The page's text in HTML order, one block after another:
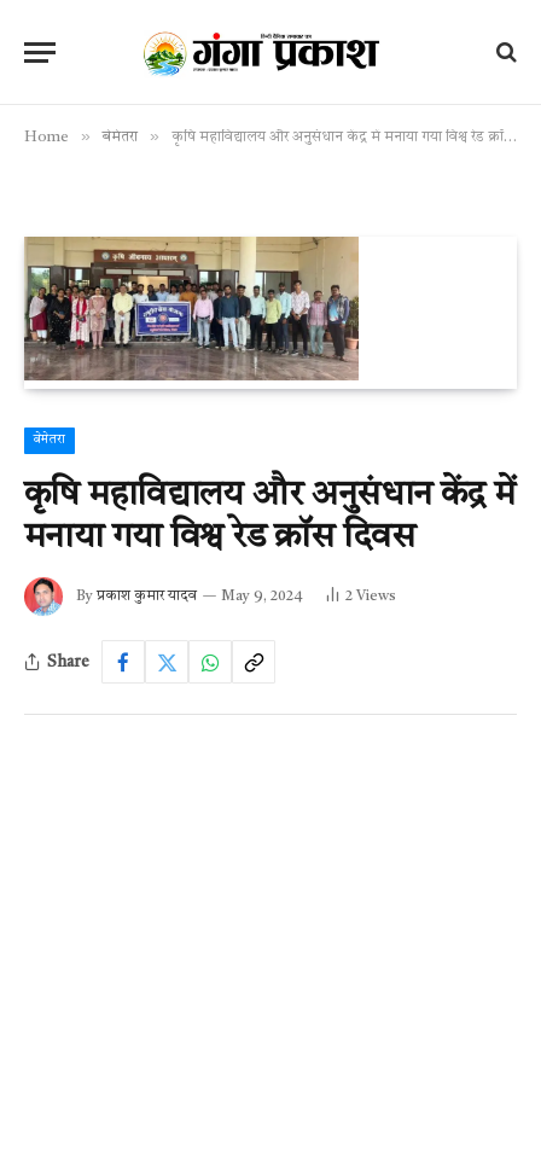
Home » बेमेतरा » कृषि महाविद्यालय और अनुसंधान केंद्र में मनाया गया विश्व रेड क्रॉस दिवस
बेमेतरा
कृषि महाविद्यालय और अनुसंधान केंद्र में
मनाया गया विश्व रेड क्रॉस दिवस
By प्रकाश कुमार यादव May 9, 2024 2 Views
Share